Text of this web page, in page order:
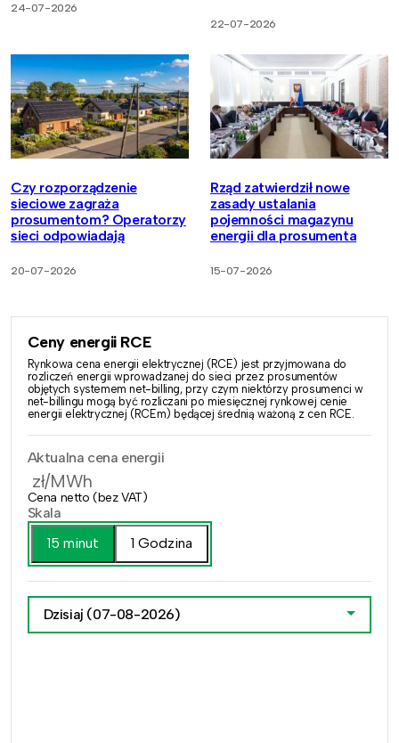
24-07-2026
22-07-2026
Czy rozporządzenie
sieciowe zagraża
prosumentom? Operatorzy
sieci odpowiadają
20-07-2026
Rząd zatwierdził nowe
zasady ustalania
pojemności magazynu
energii dla prosumenta
15-07-2026
Ceny energii RCE
Rynkowa cena energii elektrycznej (RCE) jest przyjmowana do
rozliczeń energii wprowadzanej do sieci przez prosumentów
objętych systemem net-billing, przy czym niektórzy prosumenci w
net-billingu mogą być rozliczani po miesięcznej rynkowej cenie
energii elektrycznej (RCEm) będącej średnią ważoną z cen RCE.
Aktualna cena energii
zł/MWh
Cena netto (bez VAT)
Skala
15 minut
1 Godzina
Dzisiaj (07-08-2026)